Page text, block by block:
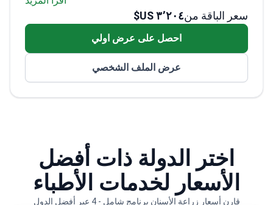
اختر الدولة ذات أفضل
الأسعار لخدمات الأطباء
قارن أسعار زراعة الأسنان برنامج شامل - 4 عبر أفضل الدول
لتقديم حلول مخصصة
سعر الباقة من٣٬٢٠٤ US$
احصل على عرض اولي
عرض الملف الشخصي